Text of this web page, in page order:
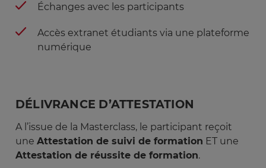
Échanges avec les participants
Accès extranet étudiants via une plateforme
numérique
DÉLIVRANCE D’ATTESTATION
A l’issue de la Masterclass, le participant reçoit
une Attestation de suivi de formation ET une
Attestation de réussite de formation.